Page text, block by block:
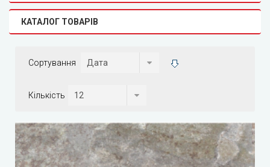
КАТАЛОГ ТОВАРІВ
Сортування
Кількість